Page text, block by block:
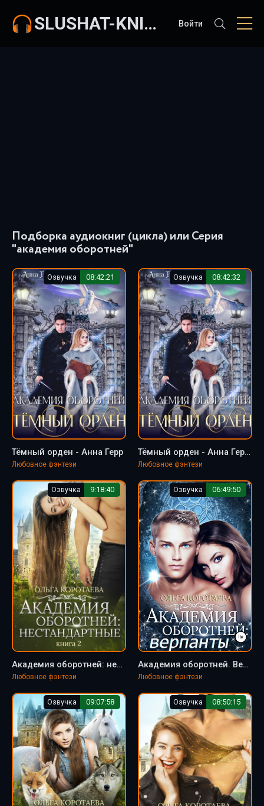
SLUSHAT-KNIGI.COM Войти
Подборка аудиокниг (цикла) или Серия
"академия оборотней"
Озвучка 08:42:21
Тёмный орден - Анна Герр
Любовное фэнтези
Озвучка 08:42:32
Тёмный орден - Анна Герр, Валентин Ветер
Любовное фэнтези
Озвучка 9:18:40
Академия оборотней: нестандартные. Книга 2 - Ольга Коротаева
Любовное фэнтези
Озвучка 06:49:50
Академия оборотней. Верпанты - Ольга Коротаева
Любовное фэнтези
Озвучка 09:07:58 Озвучка 08:50:15